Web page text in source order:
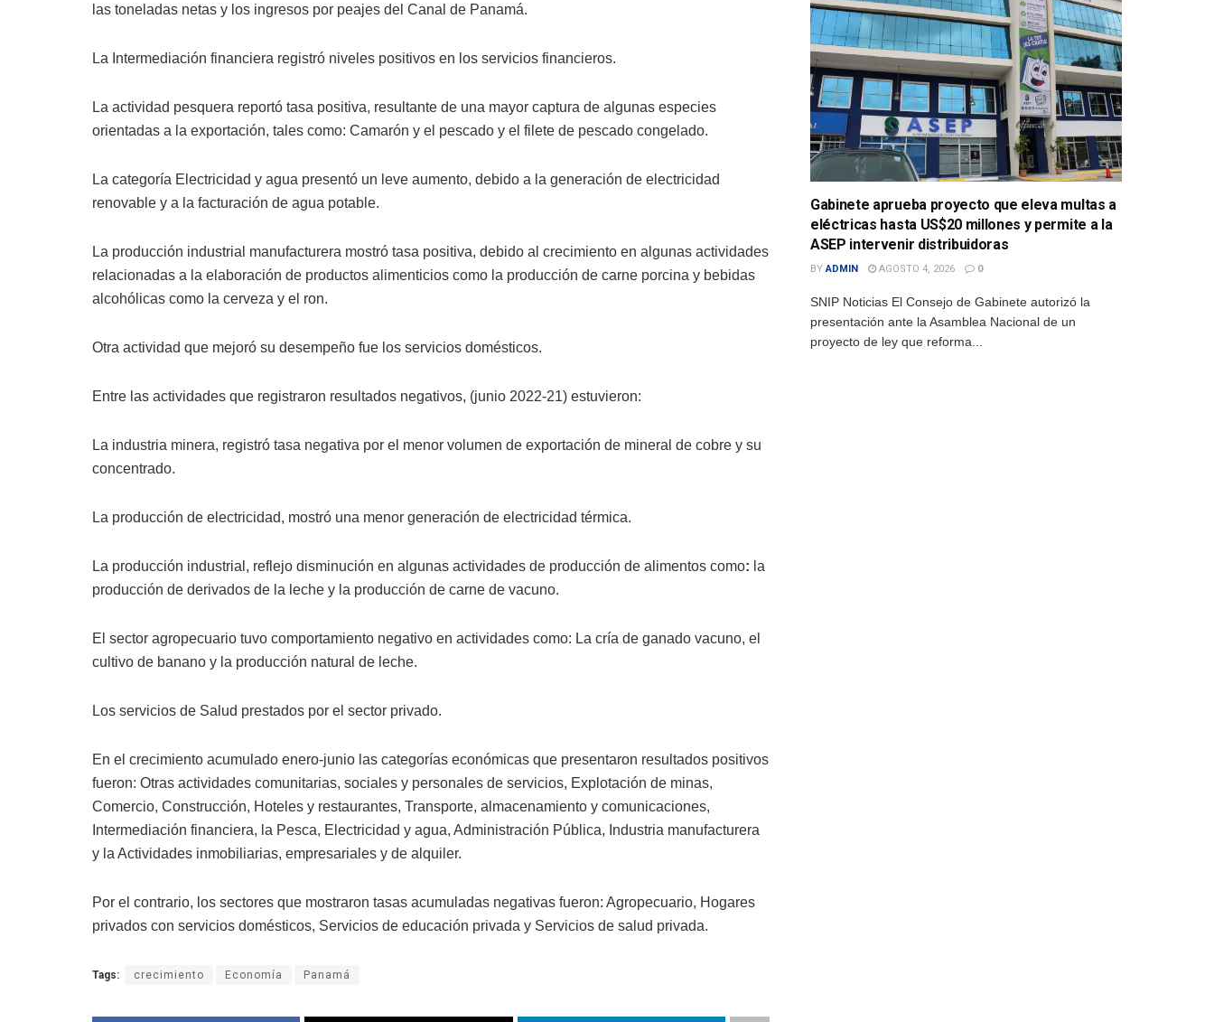
las toneladas netas y los ingresos por peajes del Canal de Panamá.
La Intermediación financiera registró niveles positivos en los servicios financieros.
La actividad pesquera reportó tasa positiva, resultante de una mayor captura de algunas especies
orientadas a la exportación, tales como: Camarón y el pescado y el filete de pescado congelado.
La categoría Electricidad y agua presentó un leve aumento, debido a la generación de electricidad
renovable y a la facturación de agua potable.
La producción industrial manufacturera mostró tasa positiva, debido al crecimiento en algunas actividades
relacionadas a la elaboración de productos alimenticios como la producción de carne porcina y bebidas
alcohólicas como la cerveza y el ron.
Otra actividad que mejoró su desempeño fue los servicios domésticos.
Entre las actividades que registraron resultados negativos, (junio 2022-21) estuvieron:
La industria minera, registró tasa negativa por el menor volumen de exportación de mineral de cobre y su
concentrado.
La producción de electricidad, mostró una menor generación de electricidad térmica.
La producción industrial, reflejo disminución en algunas actividades de producción de alimentos como: la
producción de derivados de la leche y la producción de carne de vacuno.
El sector agropecuario tuvo comportamiento negativo en actividades como: La cría de ganado vacuno, el
cultivo de banano y la producción natural de leche.
Los servicios de Salud prestados por el sector privado.
En el crecimiento acumulado enero-junio las categorías económicas que presentaron resultados positivos
fueron: Otras actividades comunitarias, sociales y personales de servicios, Explotación de minas,
Comercio, Construcción, Hoteles y restaurantes, Transporte, almacenamiento y comunicaciones,
Intermediación financiera, la Pesca, Electricidad y agua, Administración Pública, Industria manufacturera
y la Actividades inmobiliarias, empresariales y de alquiler.
Por el contrario, los sectores que mostraron tasas acumuladas negativas fueron: Agropecuario, Hogares
privados con servicios domésticos, Servicios de educación privada y Servicios de salud privada.
Tags: crecimiento Economía Panamá
Gabinete aprueba proyecto que eleva multas a
eléctricas hasta US$20 millones y permite a la
ASEP intervenir distribuidoras
BY ADMIN AGOSTO 4, 2026 0
SNIP Noticias El Consejo de Gabinete autorizó la
presentación ante la Asamblea Nacional de un
proyecto de ley que reforma...